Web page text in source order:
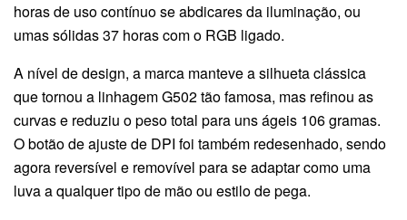
horas de uso contínuo se abdicares da iluminação, ou
umas sólidas 37 horas com o RGB ligado.
A nível de design, a marca manteve a silhueta clássica
que tornou a linhagem G502 tão famosa, mas refinou as
curvas e reduziu o peso total para uns ágeis 106 gramas.
O botão de ajuste de DPI foi também redesenhado, sendo
agora reversível e removível para se adaptar como uma
luva a qualquer tipo de mão ou estilo de pega.